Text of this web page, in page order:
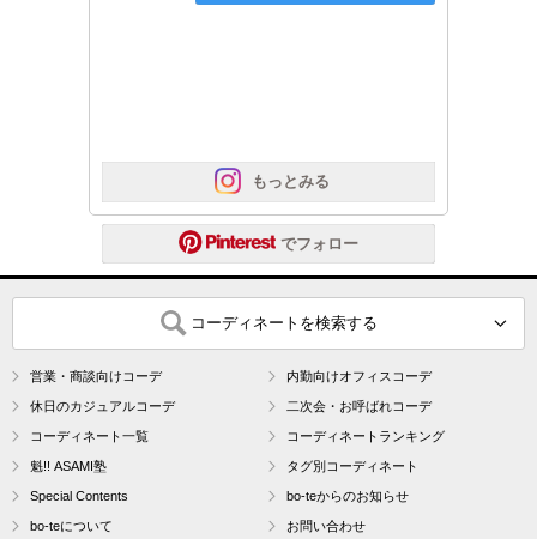
でフォロー
もっとみる
コーディネートを検索する
営業・商談向けコーデ 内勤向けオフィスコーデ
休日のカジュアルコーデ 二次会・お呼ばれコーデ
コーディネート一覧 コーディネートランキング
魁!! ASAMI塾 タグ別コーディネート
Special Contents bo-teからのお知らせ
bo-teについて お問い合わせ